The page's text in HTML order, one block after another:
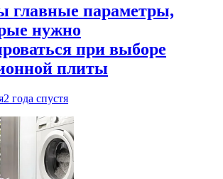
главные параметры,
нужно
при выборе
плиты
2 года спустя